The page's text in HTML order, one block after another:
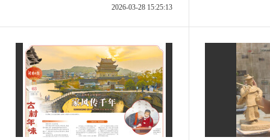
2026-03-28 15:25:13